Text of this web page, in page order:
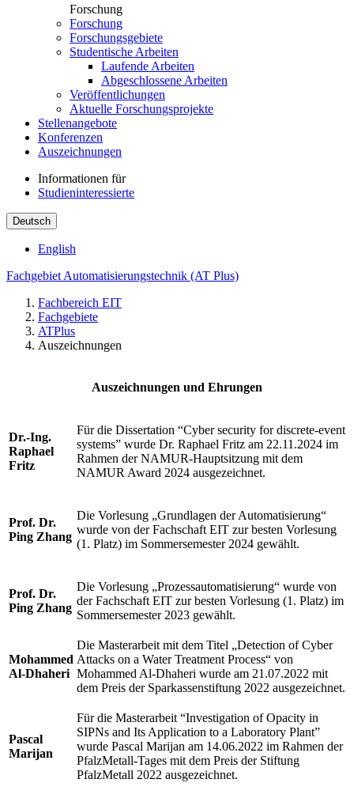
Forschung
Forschung
Forschungsgebiete
Studentische Arbeiten
Laufende Arbeiten
Abgeschlossene Arbeiten
Veröffentlichungen
Aktuelle Forschungsprojekte
Stellenangebote
Konferenzen
Auszeichnungen
Informationen für
Studieninteressierte
Deutsch
English
Fachgebiet Automatisierungstechnik (AT Plus)
Fachbereich EIT
Fachgebiete
ATPlus
Auszeichnungen
Auszeichnungen und Ehrungen
Dr.-Ing.
Raphael
Fritz
Für die Dissertation “Cyber security for discrete-event
systems” wurde Dr. Raphael Fritz am 22.11.2024 im
Rahmen der NAMUR-Hauptsitzung mit dem
NAMUR Award 2024 ausgezeichnet.
Prof. Dr.
Ping Zhang
Die Vorlesung „Grundlagen der Automatisierung“
wurde von der Fachschaft EIT zur besten Vorlesung
(1. Platz) im Sommersemester 2024 gewählt.
Prof. Dr.
Ping Zhang
Die Vorlesung „Prozessautomatisierung“ wurde von
der Fachschaft EIT zur besten Vorlesung (1. Platz) im
Sommersemester 2023 gewählt.
Mohammed
Al-Dhaheri
Die Masterarbeit mit dem Titel „Detection of Cyber
Attacks on a Water Treatment Process“ von
Mohammed Al-Dhaheri wurde am 21.07.2022 mit
dem Preis der Sparkassenstiftung 2022 ausgezeichnet.
Pascal
Marijan
Für die Masterarbeit “Investigation of Opacity in
SIPNs and Its Application to a Laboratory Plant”
wurde Pascal Marijan am 14.06.2022 im Rahmen der
PfalzMetall-Tages mit dem Preis der Stiftung
PfalzMetall 2022 ausgezeichnet.